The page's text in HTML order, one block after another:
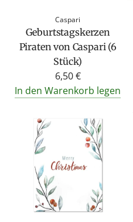
Caspari
Geburtstagskerzen
Piraten von Caspari (6
Stück)
6,50 €
In den Warenkorb legen